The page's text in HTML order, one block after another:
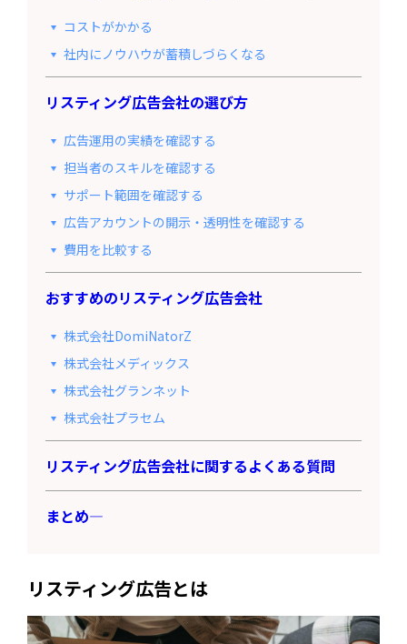
コストがかかる
社内にノウハウが蓄積しづらくなる
リスティング広告会社の選び方
広告運用の実績を確認する
担当者のスキルを確認する
サポート範囲を確認する
広告アカウントの開示・透明性を確認する
費用を比較する
おすすめのリスティング広告会社
株式会社DomiNatorZ
株式会社メディックス
株式会社グランネット
株式会社プラセム
リスティング広告会社に関するよくある質問
まとめ—
リスティング広告とは